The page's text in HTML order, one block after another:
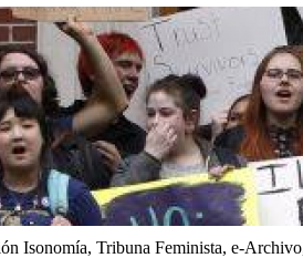
Isonomía, Tribuna Feminista, e-